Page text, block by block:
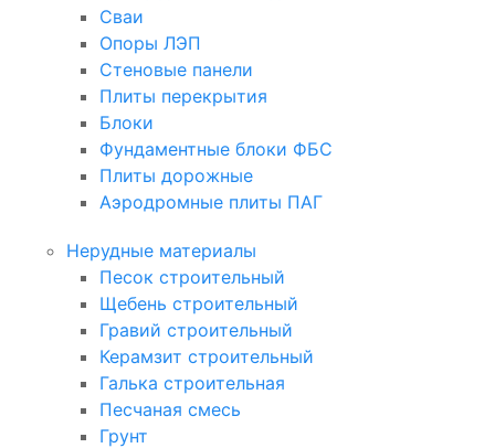
Сваи
Опоры ЛЭП
Стеновые панели
Плиты перекрытия
Блоки
Фундаментные блоки ФБС
Плиты дорожные
Аэродромные плиты ПАГ
Нерудные материалы
Песок строительный
Щебень строительный
Гравий строительный
Керамзит строительный
Галька строительная
Песчаная смесь
Грунт